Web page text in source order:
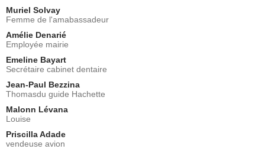
Muriel Solvay
Femme de l'amabassadeur
Amélie Denarié
Employée mairie
Emeline Bayart
Secrétaire cabinet dentaire
Jean-Paul Bezzina
Thomasdu guide Hachette
Malonn Lévana
Louise
Priscilla Adade
vendeuse avion